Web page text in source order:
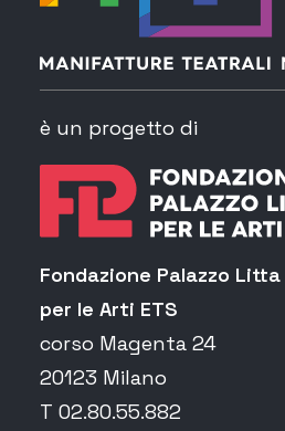
è un progetto di
Fondazione Palazzo Litta
per le Arti ETS
corso Magenta 24
20123 Milano
T 02.80.55.882